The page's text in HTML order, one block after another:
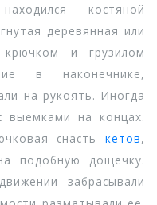
костяной
деревянная или
и грузилом
в наконечнике,
на рукоять. Иногда
выемками на концах.
снасть кетов,
подобную дощечку.
забрасывали